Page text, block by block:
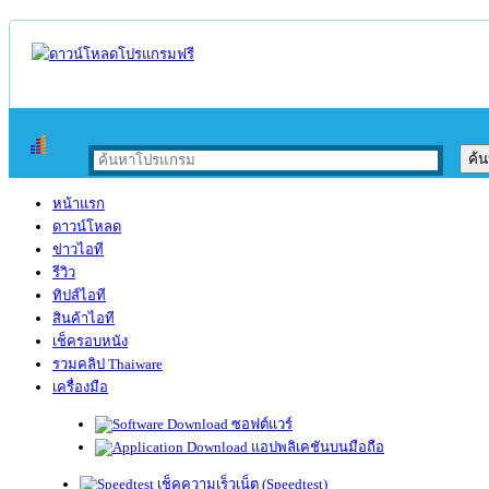
หน้าแรก
ดาวน์โหลด
ข่าวไอที
รีวิว
ทิปส์ไอที
สินค้าไอที
เช็ครอบหนัง
รวมคลิป Thaiware
เครื่องมือ
ซอฟต์แวร์
แอปพลิเคชันบนมือถือ
เช็คความเร็วเน็ต (Speedtest)